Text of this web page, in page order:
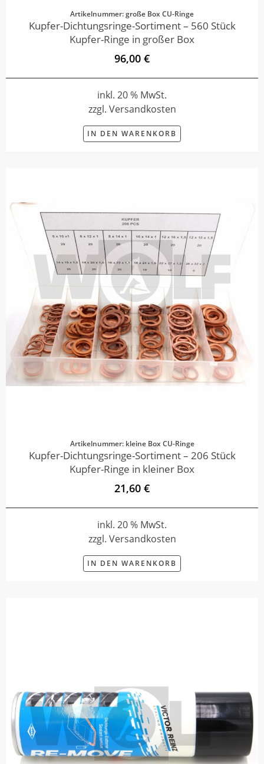
Artikelnummer: große Box CU-Ringe
Kupfer-Dichtungsringe-Sortiment – 560 Stück
Kupfer-Ringe in großer Box
96,00 €
inkl. 20 % MwSt.
zzgl. Versandkosten
IN DEN WARENKORB
Artikelnummer: kleine Box CU-Ringe
Kupfer-Dichtungsringe-Sortiment – 206 Stück
Kupfer-Ringe in kleiner Box
21,60 €
inkl. 20 % MwSt.
zzgl. Versandkosten
IN DEN WARENKORB